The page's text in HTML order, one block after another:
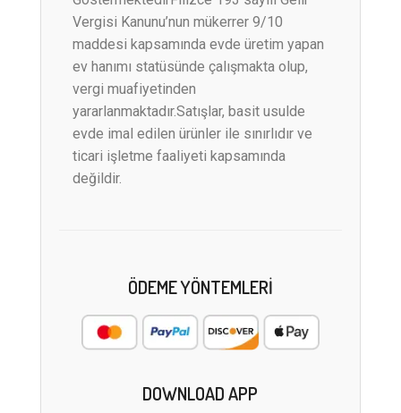
Vergisi Kanunu’nun mükerrer 9/10
maddesi kapsamında evde üretim yapan
ev hanımı statüsünde çalışmakta olup,
vergi muafiyetinden
yararlanmaktadır.Satışlar, basit usulde
evde imal edilen ürünler ile sınırlıdır ve
ticari işletme faaliyeti kapsamında
değildir.
ÖDEME YÖNTEMLERI
DOWNLOAD APP